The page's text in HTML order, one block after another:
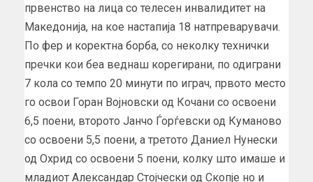
првенство на лица со телесен инвалидитет на
Македонија, на кое настапија 18 натпреварувачи.
По фер и коректна борба, со неколку технички
пречки кои беа веднаш корегирани, по одиграни
7 кола со темпо 20 минути по играч, првото место
го освои Горан Војновски од Кочани со освоени
6,5 поени, второто Јанчо Ѓорѓевски од Куманово
со освоени 5,5 поени, а третото Даниел Нунески
од Охрид со освоени 5 поени, колку што имаше и
младиот Александар Стојчески од Скопје но и